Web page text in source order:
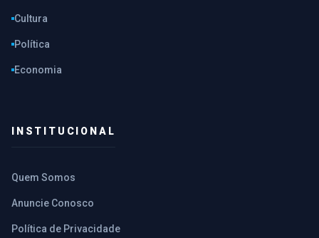
Cultura
Política
Economia
INSTITUCIONAL
Quem Somos
Anuncie Conosco
Política de Privacidade